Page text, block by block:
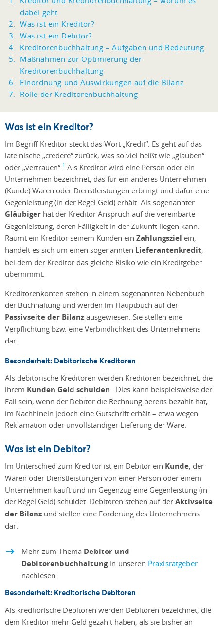
dabei geht
Was ist ein Kreditor?
Was ist ein Debitor?
Kreditorenbuchhaltung – Aufgaben und Bedeutung
Maßnahmen zur Optimierung der
Kreditorenbuchhaltung
Einordnung und Auswirkungen auf die Bilanz
Rolle der Kreditorenbuchhaltung
Was ist ein Kreditor?
Im Begriff Kreditor steckt das Wort „Kredit“. Es geht auf das
lateinische „credere“ zurück, was so viel heißt wie „glauben“
oder „vertrauen“.1 Als Kreditor wird eine Person oder ein
Unternehmen bezeichnet, das für ein anderes Unternehmen
(Kunde) Waren oder Dienstleistungen erbringt und dafür eine
Gegenleistung (in der Regel Geld) erhält. Als sogenannter
Gläubiger hat der Kreditor Anspruch auf die vereinbarte
Gegenleistung, deren Fälligkeit in der Zukunft liegen kann.
Räumt ein Kreditor seinem Kunden ein Zahlungsziel ein,
handelt es sich um einen sogenannten Lieferantenkredit,
bei dem der Kreditor das gleiche Risiko wie ein Kreditgeber
übernimmt.
Kreditorenkonten stehen in einem sogenannten Nebenbuch
der Buchhaltung und werden im Hauptbuch auf der
Passivseite der Bilanz ausgewiesen. Sie stellen eine
Verpflichtung bzw. eine Verbindlichkeit des Unternehmens
dar.
Besonderheit: Debitorische Kreditoren
Als debitorische Kreditoren werden Kreditoren bezeichnet, die
ihrem Kunden Geld schulden. Dies kann beispielsweise der
Fall sein, wenn der Debitor die Rechnung bereits bezahlt hat,
im Nachhinein jedoch eine Gutschrift erhält – etwa wegen
Reklamation oder unvollständiger Lieferung der Ware.
Was ist ein Debitor?
Im Unterschied zum Kreditor ist ein Debitor ein Kunde, der
Waren oder Dienstleistungen von einer Person oder einem
Unternehmen kauft und im Gegenzug eine Gegenleistung (in
der Regel Geld) schuldet. Debitoren stehen auf der Aktivseite
der Bilanz und stellen eine Forderung des Unternehmens
dar.
Mehr zum Thema Debitor und
Debitorenbuchhaltungin unseren Praxisratgeber
nachlesen.
Besonderheit: Kreditorische Debitoren
Als kreditorische Debitoren werden Debitoren bezeichnet, die
dem Kreditor mehr Geld gezahlt haben, als sie bisher an